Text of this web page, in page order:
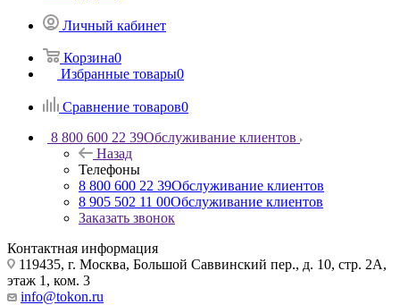
Личный кабинет
Корзина0
Избранные товары0
Сравнение товаров0
8 800 600 22 39Обслуживание клиентов
Назад
Телефоны
8 800 600 22 39Обслуживание клиентов
8 905 502 11 00Обслуживание клиентов
Заказать звонок
Контактная информация
119435, г. Москва, Большой Саввинский пер., д. 10, стр. 2А,
этаж 1, ком. 3
info@tokon.ru